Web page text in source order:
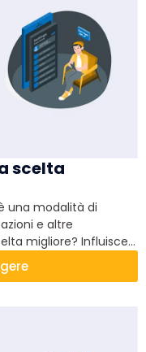
scelta
una modalità di
e altre
migliore? Influisce
Ha delle criticità o
per assoluti.